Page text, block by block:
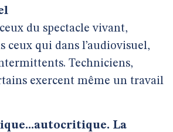
du spectacle vivant,
ceux qui dans l’audiovisuel,
Techniciens,
exercent même un travail
La